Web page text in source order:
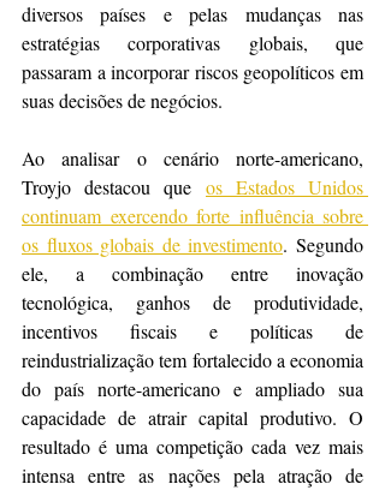
diversos países e pelas mudanças nas
estratégias corporativas globais, que
passaram a incorporar riscos geopolíticos em
suas decisões de negócios.
Ao analisar o cenário norte-americano,
Troyjo destacou que os Estados Unidos
continuam exercendo forte influência sobre
os fluxos globais de investimento. Segundo
ele, a combinação entre inovação
tecnológica, ganhos de produtividade,
incentivos fiscais e políticas de
reindustrialização tem fortalecido a economia
do país norte-americano e ampliado sua
capacidade de atrair capital produtivo. O
resultado é uma competição cada vez mais
intensa entre as nações pela atração de